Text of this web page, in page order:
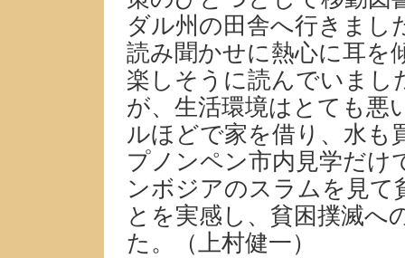
ダル州の田舎へ行きまし
読み聞かせに熱心に耳を
楽しそうに読んでいまし
が、生活環境はとても悪
ルほどで家を借り、水も
プノンペン市内見学だ
ンボジアのスラムを見
とを実感し、貧困撲滅へ
た。（上村健一）